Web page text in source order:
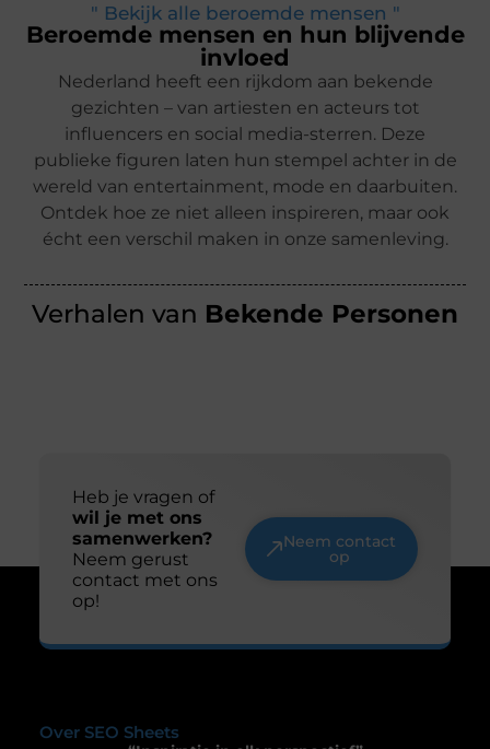
" Bekijk alle beroemde mensen "
Beroemde mensen en hun blijvende
invloed
Nederland heeft een rijkdom aan bekende
gezichten – van artiesten en acteurs tot
influencers en social media-sterren. Deze
publieke figuren laten hun stempel achter in de
wereld van entertainment, mode en daarbuiten.
Ontdek hoe ze niet alleen inspireren, maar ook
écht een verschil maken in onze samenleving.
Verhalen van Bekende Personen
Heb je vragen of
wil je met ons
samenwerken?
Neem gerust
contact met ons
op!
Neem contact
op
Over SEO Sheets